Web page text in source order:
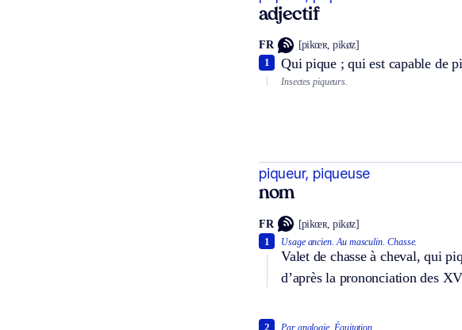
adjectif
FR [pikœʀ, pikøz]
Qui pique ; qui est capable de
1
Insectes piqueurs.
piqueur, piqueuse
nom
FR [pikœʀ, pikøz]
Usage ancien. Au masculin. Chasse.
Valet de chasse à cheval, qui
d’après la prononciation des
1
2